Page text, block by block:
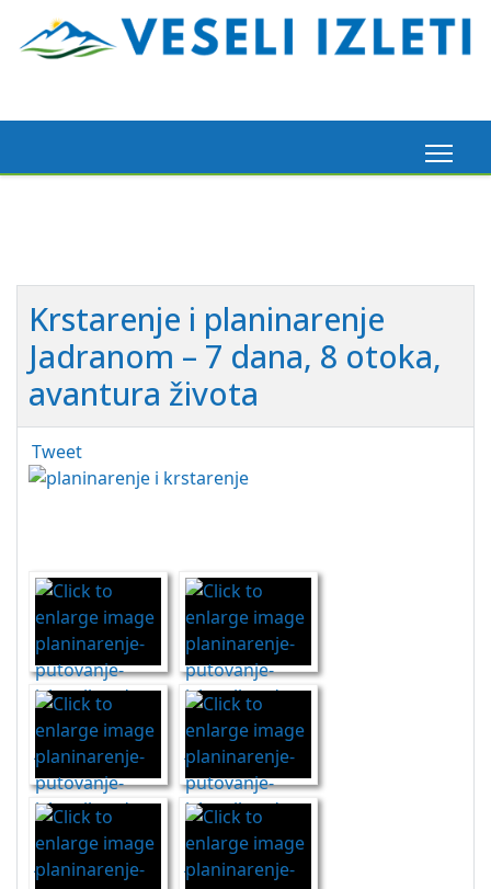
Krstarenje i planinarenje
Jadranom – 7 dana, 8 otoka,
avantura života
Tweet